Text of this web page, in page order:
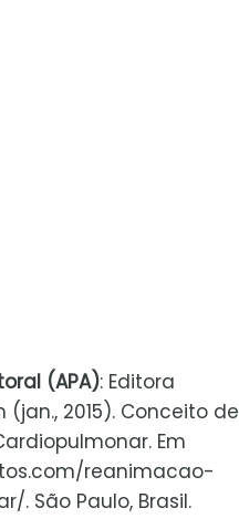
(APA): Editora
2015). Conceito de
Em
reanimacao-
. São Paulo, Brasil.